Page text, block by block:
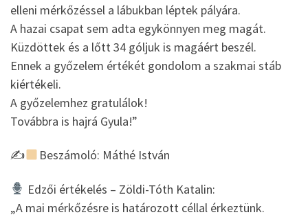
elleni mérkőzéssel a lábukban léptek pályára.
A hazai csapat sem adta egykönnyen meg magát.
Küzdöttek és a lőtt 34 góljuk is magáért beszél.
Ennek a győzelem értékét gondolom a szakmai stáb
kiértékeli.
A győzelemhez gratulálok!
Továbbra is hajrá Gyula!”
✍ Beszámoló: Máthé István
Edzői értékelés – Zöldi-Tóth Katalin:
„A mai mérkőzésre is határozott céllal érkeztünk.